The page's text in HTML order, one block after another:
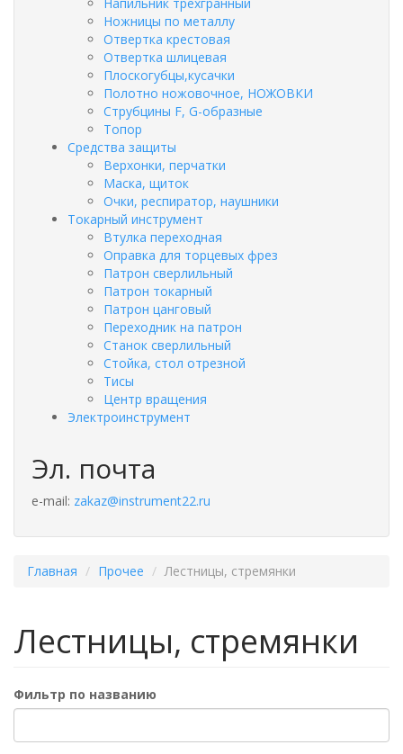
Ножницы по металлу
Отвертка крестовая
Отвертка шлицевая
Плоскогубцы,кусачки
Полотно ножовочное, НОЖОВКИ
Струбцины F, G-образные
Топор
Средства защиты
Верхонки, перчатки
Маска, щиток
Очки, респиратор, наушники
Токарный инструмент
Втулка переходная
Оправка для торцевых фрез
Патрон сверлильный
Патрон токарный
Патрон цанговый
Переходник на патрон
Станок сверлильный
Стойка, стол отрезной
Тисы
Центр вращения
Электроинструмент
Эл. почта
e-mail: zakaz@instrument22.ru
Главная Прочее Лестницы, стремянки
Лестницы, стремянки
Фильтр по названию